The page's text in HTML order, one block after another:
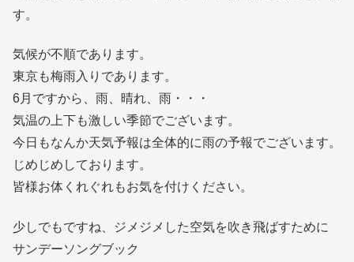
す。
気候が不順であります。
東京も梅雨入りであります。
6月ですから、雨、晴れ、雨・・・
気温の上下も激しい季節でございます。
今日もなんか天気予報は全体的に雨の予報でございます。
じめじめしております。
皆様お体くれぐれもお気を付けください。
少しでもですね、ジメジメした空気を吹き飛ばすために
サンデーソングブック